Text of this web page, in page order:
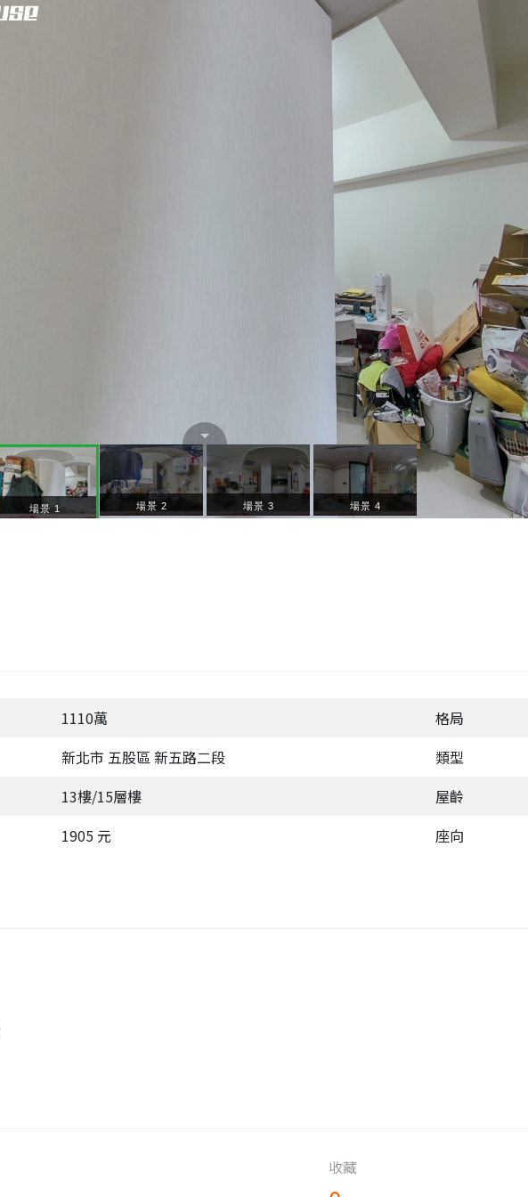
1110萬
格局
新北市 五股區 新五路二段
類型
13樓/15層樓
屋齡
1905 元 座向
收藏